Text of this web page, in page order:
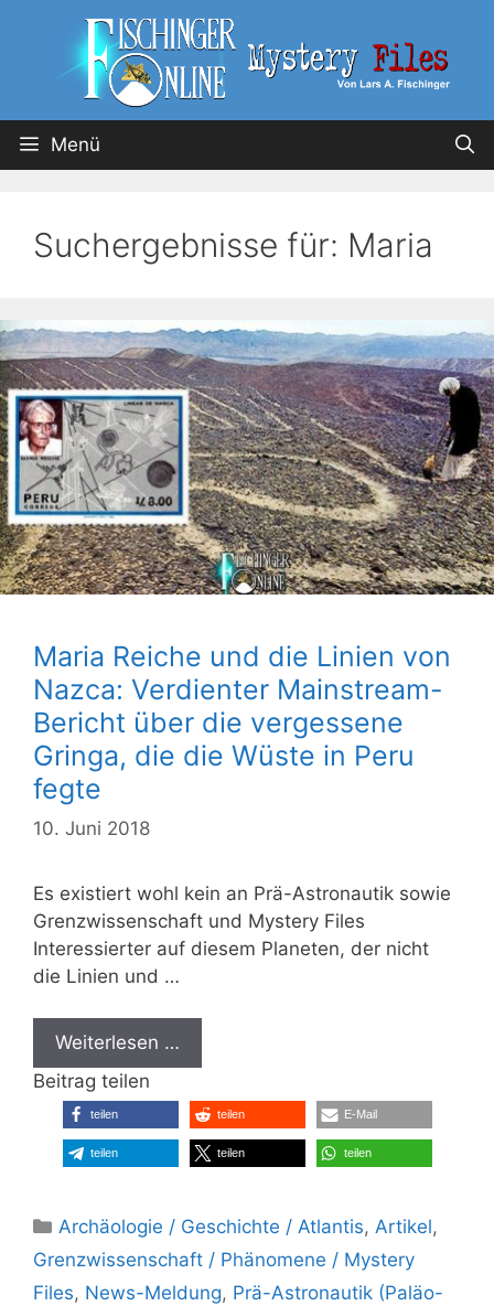
Menü
Suchergebnisse für: Maria
Maria Reiche und die Linien von
Nazca: Verdienter Mainstream-
Bericht über die vergessene
Gringa, die die Wüste in Peru
fegte
10. Juni 2018
Es existiert wohl kein an Prä-Astronautik sowie
Grenzwissenschaft und Mystery Files
Interessierter auf diesem Planeten, der nicht
die Linien und …
Weiterlesen …
Beitrag teilen
teilen teilen E-Mail
teilen teilen teilen
Kategorien
Archäologie / Geschichte / Atlantis,Artikel,
Grenzwissenschaft / Phänomene / Mystery
Files, News-Meldung, Prä-Astronautik (Paläo-